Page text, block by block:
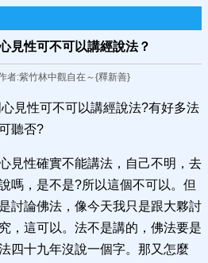
見性可​不可以講經說法？
者:紫竹林中觀自在～{釋新善}
心見性可不可以講經說法?有好多法
聽否?
見性確實不能講法，自己不明，去
嗎，是不是?所以這個不可以。但
討論佛法，像今天我只是跟大夥討
，這可以。法不是講的，佛法要是
四十九年沒說一個字。那又怎麼